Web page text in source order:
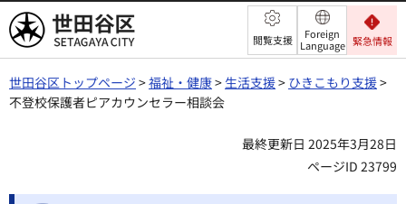
世田谷区 閲覧支援
Foreign
Language 緊急情報
世田谷区トップページ >福祉・健康> 生活支援> ひきこもり支援>
不登校保護者ピアカウンセラー相談会
最終更新日 2025年3月28日
ページID 23799